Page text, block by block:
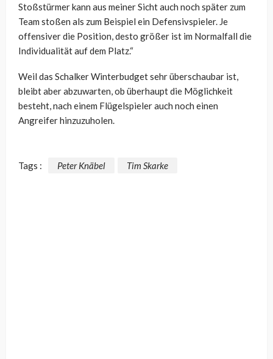
Stoßstürmer kann aus meiner Sicht auch noch später zum
Team stoßen als zum Beispiel ein Defensivspieler. Je
offensiver die Position, desto größer ist im Normalfall die
Individualität auf dem Platz.“
Weil das Schalker Winterbudget sehr überschaubar ist,
bleibt aber abzuwarten, ob überhaupt die Möglichkeit
besteht, nach einem Flügelspieler auch noch einen
Angreifer hinzuzuholen.
Tags : Peter Knäbel Tim Skarke